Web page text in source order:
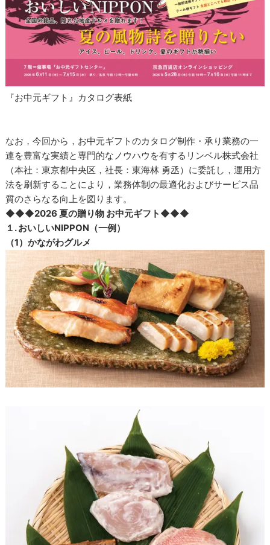
『お中元ギフト』カタログ表紙
なお，今回から，お中元ギフトのカタログ制作・承り業務の一
連を豊富な実績と専門的なノウハウを有するリンベル株式会社
（本社：東京都中央区，社長：東海林 勇丞）に委託し，運用方
法を刷新することにより，業務体制の最適化およびサービス品
質のさらなる向上を図ります。
◆◆◆2026 夏の贈り物 お中元ギフト◆◆◆
１. おいしいNIPPON（一例）
（1）かながわグルメ